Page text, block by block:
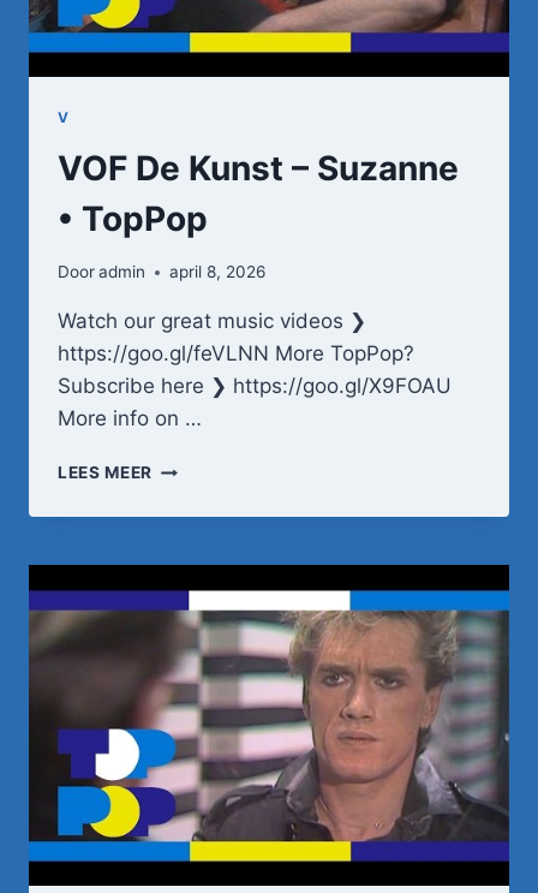
NIJS
–
TOPPOP
V
VOF De Kunst – Suzanne
• TopPop
Dooradmin april 8, 2026
Watch our great music videos ❯
https://goo.gl/feVLNN More TopPop?
Subscribe here ❯ https://goo.gl/X9FOAU
More info on …
LEES MEER VOF
KUNST
SUZANNE
•
TOPPOP